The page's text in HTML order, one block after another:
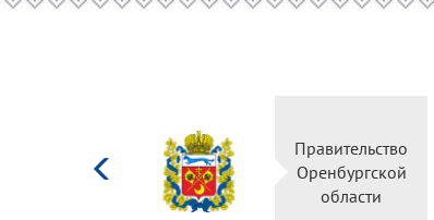
Правительство
Оренбургской
области